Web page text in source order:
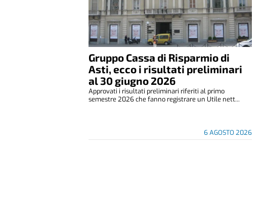
Gruppo Cassa di Risparmio di
Asti, ecco i risultati preliminari
al 30 giugno 2026
6 AGOSTO 2026
Approvati i risultati preliminari riferiti al primo
semestre 2026 che fanno registrare un Utile nett...